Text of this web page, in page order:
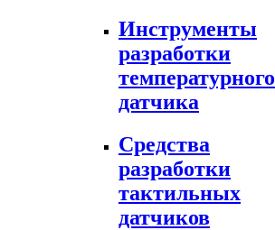
Инструменты
разработки
температурного
датчика
Средства
разработки
тактильных
датчиков